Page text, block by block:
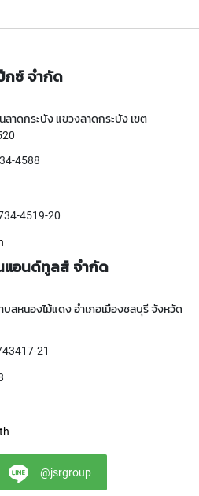
กซ์ จำกัด
าดกระบัง แขวงลาดกระบัง เขต
4588
4519-20
แอนด์ทูลส์ จำกัด
ลหนองไม้แดง อำเภอเมืองชลบุรี จังหวัด
21
@jsrgroup